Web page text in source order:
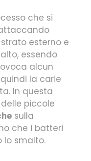
che si
esterno e
essendo
alcun
la carie
In questa
piccole
sulla
che i batteri
lo smalto.